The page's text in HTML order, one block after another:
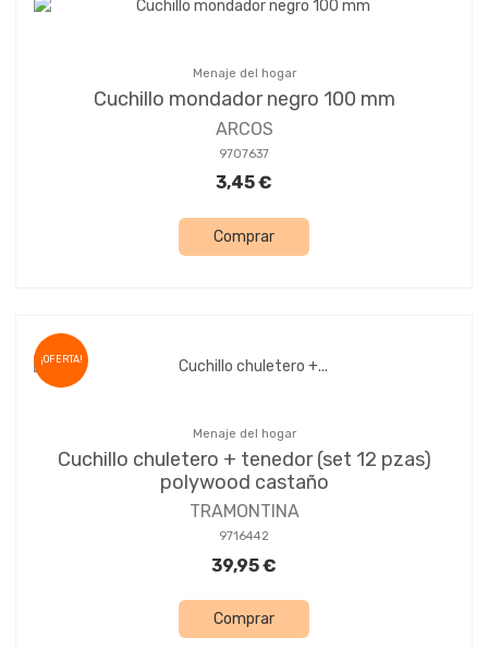
Menaje del hogar
Cuchillo mondador negro 100 mm
ARCOS
9707637
3,45 €
Comprar
¡OFERTA!
Menaje del hogar
Cuchillo chuletero + tenedor (set 12 pzas)
polywood castaño
TRAMONTINA
9716442
39,95 €
Comprar